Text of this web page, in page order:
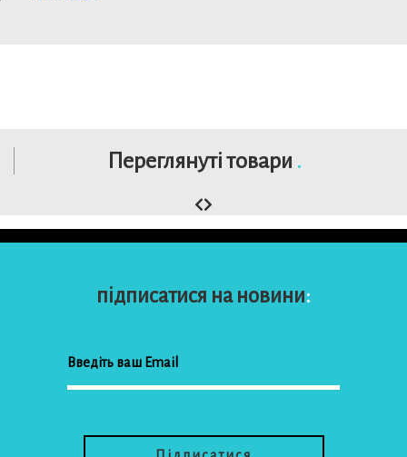
Переглянуті товари .
підписатися на новини: